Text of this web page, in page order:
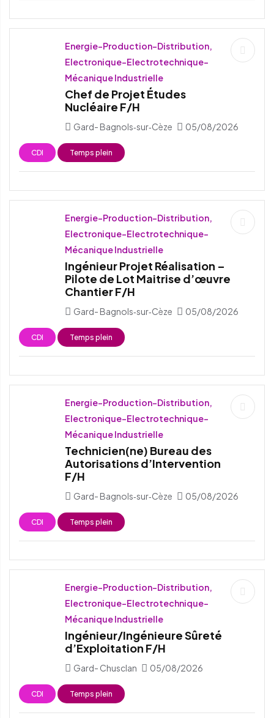
Energie-Production-Distribution,
Electronique-Electrotechnique-
Mécanique Industrielle
Chef de Projet Études
Nucléaire F/H
Gard- Bagnols‑sur‑Cèze 05/08/2026
CDI Temps plein
Energie-Production-Distribution,
Electronique-Electrotechnique-
Mécanique Industrielle
Ingénieur Projet Réalisation –
Pilote de Lot Maitrise d’œuvre
Chantier F/H
Gard- Bagnols‑sur‑Cèze 05/08/2026
CDI Temps plein
Energie-Production-Distribution,
Electronique-Electrotechnique-
Mécanique Industrielle
Technicien(ne) Bureau des
Autorisations d’Intervention
F/H
Gard- Bagnols‑sur‑Cèze 05/08/2026
CDI Temps plein
Energie-Production-Distribution,
Electronique-Electrotechnique-
Mécanique Industrielle
Ingénieur/Ingénieure Sûreté
d’Exploitation F/H
Gard- Chusclan 05/08/2026
CDI Temps plein